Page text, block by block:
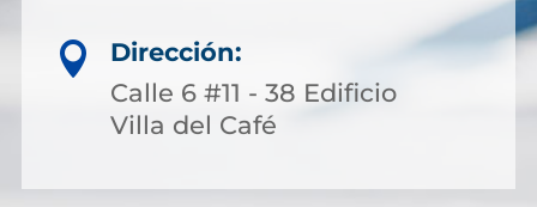

Dirección:
Calle 6 #11 - 38 Edificio
Villa del Café